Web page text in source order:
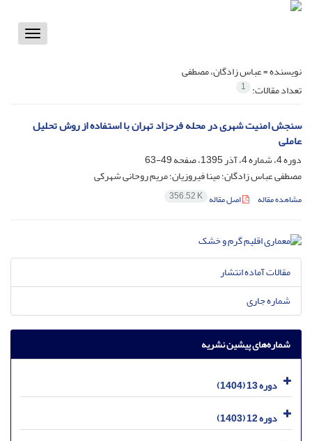
Toggle
نویسنده =عباس زادگان، مصطفی
تعداد مقالات: 1
سنجش امنیت شهری در محله فرحزاد تهران با استفاده از روش تحلیل
عاملی
دوره 4، شماره 4، آذر 1395، صفحه
49-63
مصطفی عباس زادگان؛ مینا فیروزیان؛ مریم روحانی شهرکی
مشاهده مقاله اصل مقاله 356.52 K
مقالات آماده انتشار
شماره جاری
شماره‌های پیشین نشریه
دوره 13 (1404)
دوره 12 (1403)